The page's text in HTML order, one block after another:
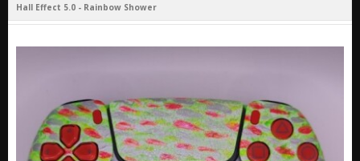
Hall Effect 5.0 - Rainbow Shower